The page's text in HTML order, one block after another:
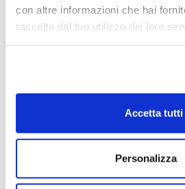
con altre informazioni che hai
raccolto dal tuo utilizzo dei loro
Accetta tutti
Personalizza